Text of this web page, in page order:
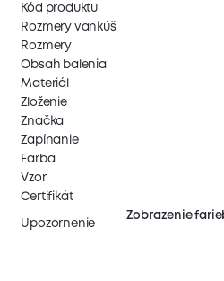
Kód produktu
Rozmery vankúš
Rozmery
Obsah balenia
Materiál
Zloženie
Značka
Zapínanie
Farba
Vzor
Certifikát
Upozornenie
Zobrazenie